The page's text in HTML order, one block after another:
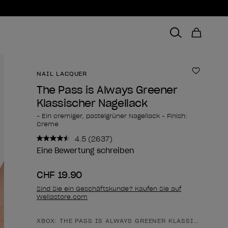
NAIL LACQUER Zur
The Pass is Always Greener
Klassischer Nagellack
- Ein cremiger, pastelgrüner Nagellack - Finish:
Creme
4.5 2637
Bewertungen
lesen..
Seite.
(2637)
Eine Bewertung schreiben
CHF 19.90
Sind Sie ein Geschäftskunde? Kaufen Sie auf
Wellastore.com
Form des Produkts
XBOX: THE PASS IS ALWAYS GREENER KLASSISCHER